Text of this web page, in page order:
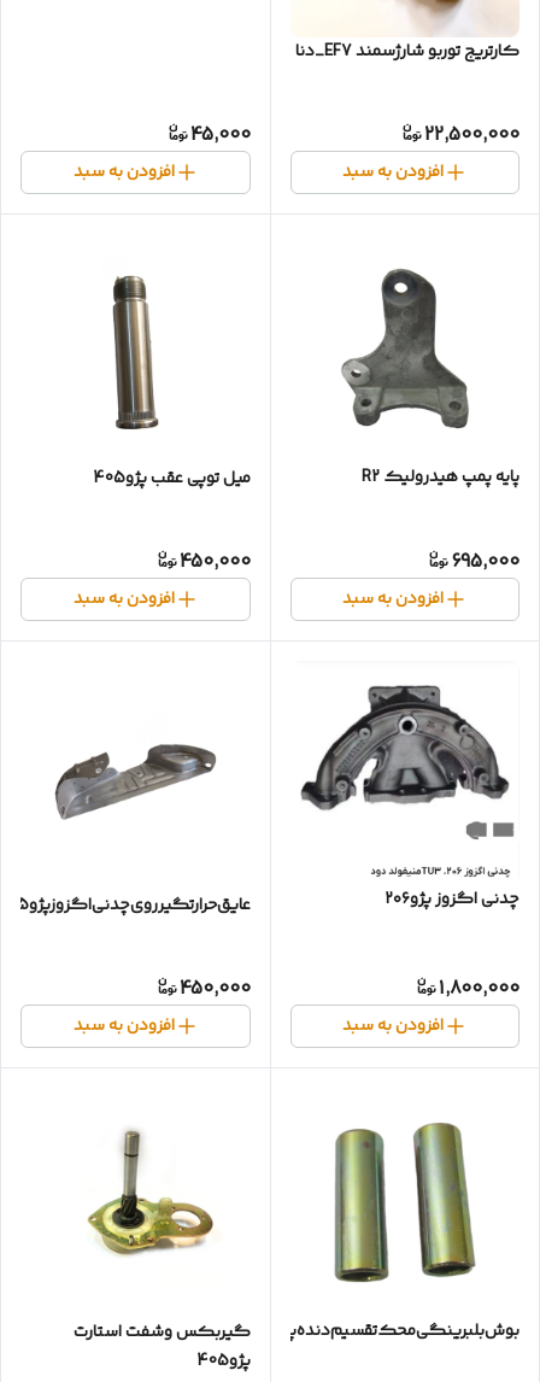
کارتریج توربو شارژسمند EF7_دنا
22,500,000
افزودن به سبد
45,000
افزودن به سبد
پایه پمپ هیدرولیک R2
695,000
افزودن به سبد
میل‌ توپی عقب پژو405
450,000
افزودن به سبد
چدنی اگزوز پژو۲۰۶
1,800,000
افزودن به سبد
عایق‌حرارتگیر‌روی‌چدنی‌اگزوزپژو405یورو4
450,000
افزودن به سبد
بوش‌بلبرینگی‌محک‌تقسیم‌دنده‌پژو۴۰۵✓
گیربکس وشفت استارت
پژو405